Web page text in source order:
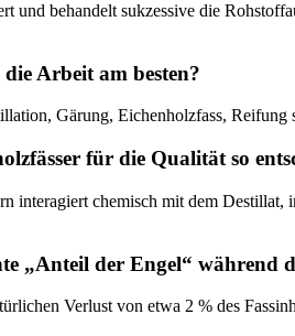
und behandelt sukzessive die
Arbeit am besten?
Gärung, Eichenholzfass,
für die Qualität so
interagiert chemisch mit dem
„Anteil der Engel“ während
Verlust von etwa 2 % des